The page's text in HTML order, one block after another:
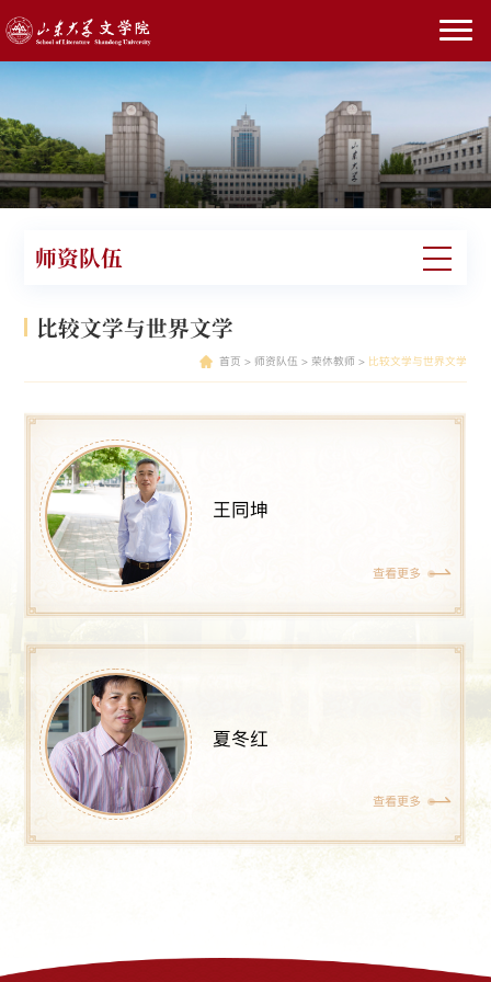
师资队伍
比较文学与世界文学
首页 > 师资队伍 > 荣休教师 > 比较文学与世界文学
王同坤
查看更多
夏冬红
查看更多